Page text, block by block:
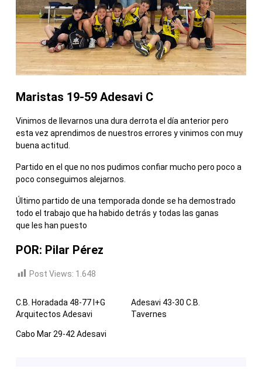
Maristas 19-59 Adesavi C
Vinimos de llevarnos una dura derrota el día anterior pero
esta vez aprendimos de nuestros errores y vinimos con muy
buena actitud.
Partido en el que no nos pudimos confiar mucho pero poco a
poco conseguimos alejarnos.
Último partido de una temporada donde se ha demostrado
todo el trabajo que ha habido detrás y todas las ganas
que les han puesto
POR: Pilar Pérez
Post Views: 1.648
C.B. Horadada 48-77 I+G
Arquitectos Adesavi
Adesavi 43-30 C.B.
Tavernes
Cabo Mar 29-42 Adesavi